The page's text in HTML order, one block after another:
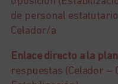
de personal
Celador/a
Enlace directo a la
respuestas (Celador –